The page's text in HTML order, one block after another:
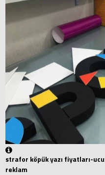
strafor köpük yazı fiyatları-
reklam